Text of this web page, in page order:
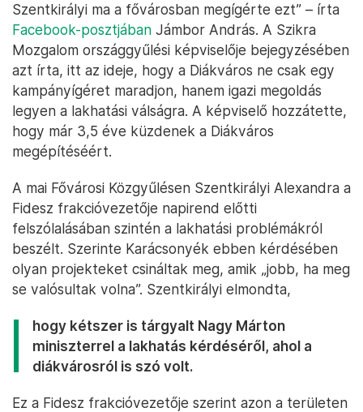
Szentkirályi ma a fővárosban megígérte ezt” – írta
Facebook-posztjában Jámbor András. A Szikra
Mozgalom országgyűlési képviselője bejegyzésében
azt írta, itt az ideje, hogy a Diákváros ne csak egy
kampányígéret maradjon, hanem igazi megoldás
legyen a lakhatási válságra. A képviselő hozzátette,
hogy már 3,5 éve küzdenek a Diákváros
megépítéséért.
A mai Fővárosi Közgyűlésen Szentkirályi Alexandra a
Fidesz frakcióvezetője napirend előtti
felszólalásában szintén a lakhatási problémákról
beszélt. Szerinte Karácsonyék ebben kérdésében
olyan projekteket csináltak meg, amik „jobb, ha meg
se valósultak volna”. Szentkirályi elmondta,
hogy kétszer is tárgyalt Nagy Márton
miniszterrel a lakhatás kérdéséről, ahol a
diákvárosról is szó volt.
Ez a Fidesz frakcióvezetője szerint azon a területen